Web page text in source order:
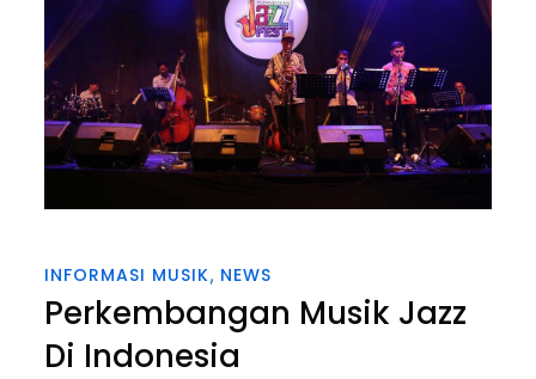
INFORMASI MUSIK NEWS
Perkembangan Musik Jazz
Di Indonesia